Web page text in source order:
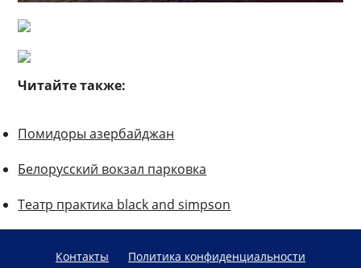
Читайте также:
Помидоры азербайджан
Белорусский вокзал парковка
Театр практика black and simpson
Контакты Политика конфиденциальности